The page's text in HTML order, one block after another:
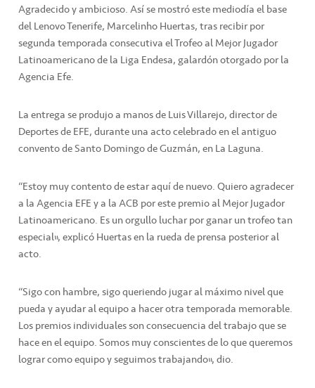
Agradecido y ambicioso. Así se mostró este mediodía el base
del Lenovo Tenerife, Marcelinho Huertas, tras recibir por
segunda temporada consecutiva el Trofeo al Mejor Jugador
Latinoamericano de la Liga Endesa, galardón otorgado por la
Agencia Efe.
La entrega se produjo a manos de Luis Villarejo, director de
Deportes de EFE, durante una acto celebrado en el antiguo
convento de Santo Domingo de Guzmán, en La Laguna.
“Estoy muy contento de estar aquí de nuevo. Quiero agradecer
a la Agencia EFE y a la ACB por este premio al Mejor Jugador
Latinoamericano. Es un orgullo luchar por ganar un trofeo tan
especial”, explicó Huertas en la rueda de prensa posterior al
acto.
“Sigo con hambre, sigo queriendo jugar al máximo nivel que
pueda y ayudar al equipo a hacer otra temporada memorable.
Los premios individuales son consecuencia del trabajo que se
hace en el equipo. Somos muy conscientes de lo que queremos
lograr como equipo y seguimos trabajando”, dio.